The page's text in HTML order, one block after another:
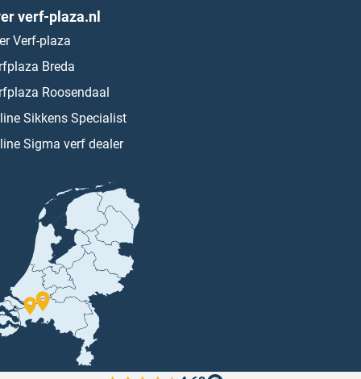
verf-plaza.nl
Verf-plaza
Breda
Roosendaal
Sikkens Specialist
Sigma verf dealer